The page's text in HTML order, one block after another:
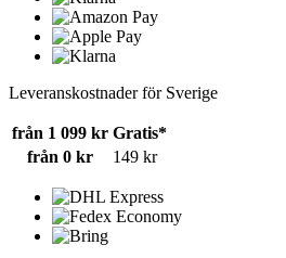
Leveranskostnader för Sverige
från 1 099 kr Gratis*
från 0 kr
149 kr